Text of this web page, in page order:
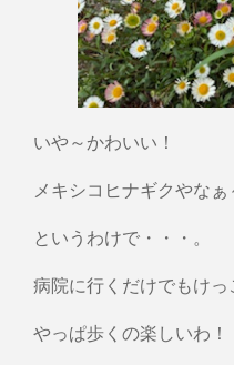
いや～かわいい！
メキシコヒナギクやなぁ
というわけで・・・。
病院に行くだけでもけっ
やっぱ歩くの楽しいわ！